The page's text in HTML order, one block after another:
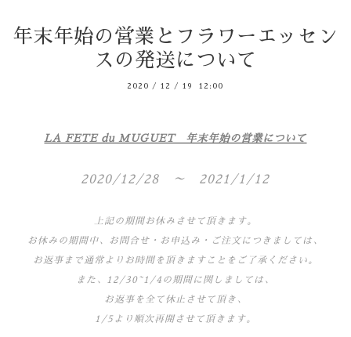
年末年始の営業とフラワーエッセン
スの発送について
2020 /12 /19 12:00
LA FETE du MUGUET 年末年始の営業について
2020/12/28 ～ 2021/1/12
上記の期間お休みさせて頂きます。
お休みの期間中、お問合せ・お申込み・ご注文につきましては、
お返事まで通常よりお時間を頂きますことをご了承ください。
また、12/30~1/4の期間に関しましては、
お返事を全て休止させて頂き、
1/5より順次再開させて頂きます。